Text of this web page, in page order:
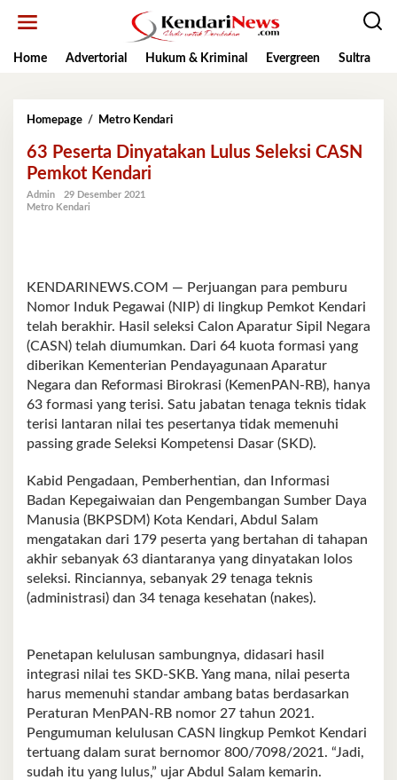
Home
Advertorial Hukum & Kriminal Evergreen Sultra
Homepage / Metro Kendari63
Dinyatakan
63 Peserta Dinyatakan Lulus Seleksi CASN
Pemkot Kendari
Admin
29 Desember 2021
Metro Kendari
KENDARINEWS.COM — Perjuangan para pemburu
Nomor Induk Pegawai (NIP) di lingkup Pemkot Kendari
telah berakhir. Hasil seleksi Calon Aparatur Sipil Negara
(CASN) telah diumumkan. Dari 64 kuota formasi yang
diberikan Kementerian Pendayagunaan Aparatur
Negara dan Reformasi Birokrasi (KemenPAN-RB), hanya
63 formasi yang terisi. Satu jabatan tenaga teknis tidak
terisi lantaran nilai tes pesertanya tidak memenuhi
passing grade Seleksi Kompetensi Dasar (SKD).
Kabid Pengadaan, Pemberhentian, dan Informasi
Badan Kepegaiwaian dan Pengembangan Sumber Daya
Manusia (BKPSDM) Kota Kendari, Abdul Salam
mengatakan dari 179 peserta yang bertahan di tahapan
akhir sebanyak 63 diantaranya yang dinyatakan lolos
seleksi. Rinciannya, sebanyak 29 tenaga teknis
(administrasi) dan 34 tenaga kesehatan (nakes).
Penetapan kelulusan sambungnya, didasari hasil
integrasi nilai tes SKD-SKB. Yang mana, nilai peserta
harus memenuhi standar ambang batas berdasarkan
Peraturan MenPAN-RB nomor 27 tahun 2021.
Pengumuman kelulusan CASN lingkup Pemkot Kendari
tertuang dalam surat bernomor 800/7098/2021. “Jadi,
sudah itu yang lulus,” ujar Abdul Salam kemarin.